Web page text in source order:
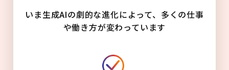
いま生成AIの劇的な進化によって、多くの仕事
や働き方が変わっています